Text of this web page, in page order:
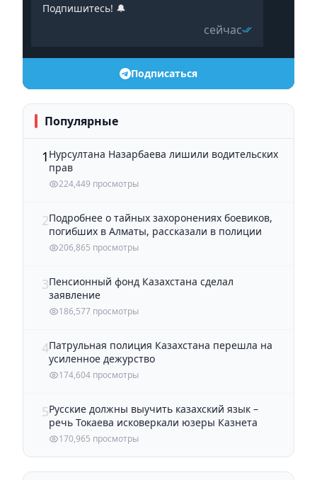
Подпишитесь! 🔔
сейчас
Подписаться
Популярные
1 Нурсултана Назарбаева лишили водительских
прав
224,449 просмотры
2Подробнее о тайных захоронениях боевиков,
погибших в Алматы, рассказали в полиции
206,865 просмотры
3Пенсионный фонд Казахстана сделал
заявление
186,577 просмотры
4Патрульная полиция Казахстана перешла на
усиленное дежурство
174,604 просмотры
5Русские должны выучить казахский язык –
речь Токаева исковеркали юзеры Казнета
170,965 просмотры